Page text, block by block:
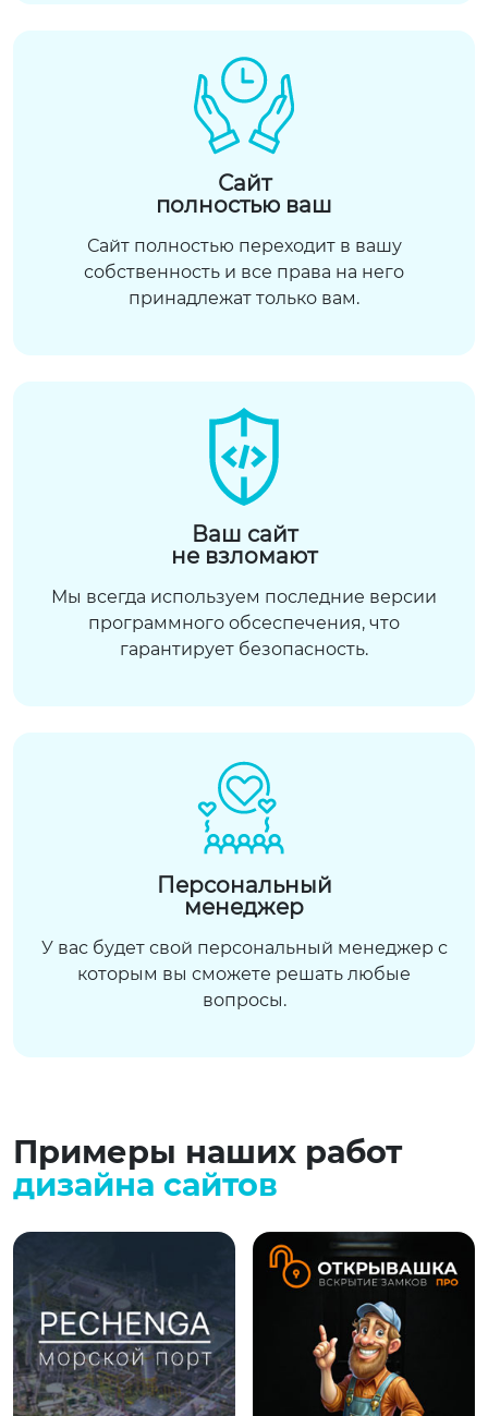
Сайт
полностью ваш
Сайт полностью переходит в вашу
собственность и все права на него
принадлежат только вам.
Ваш сайт
не взломают
Мы всегда используем последние версии
программного обсеспечения, что
гарантирует безопасность.
Персональный
менеджер
У вас будет свой персональный менеджер с
которым вы сможете решать любые
вопросы.
Примеры наших работ
дизайна сайтов